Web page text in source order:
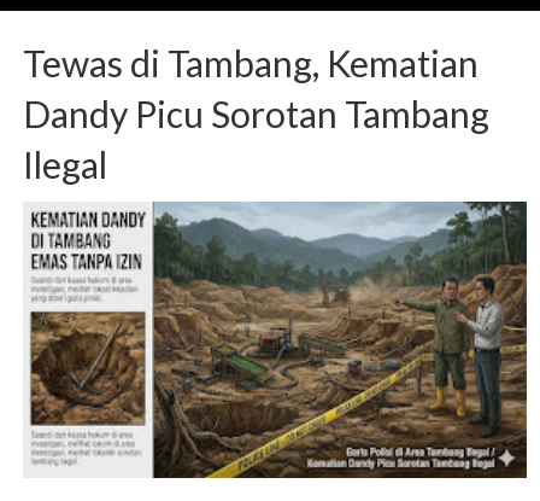
Tewas di Tambang, Kematian
Dandy Picu Sorotan Tambang
Ilegal